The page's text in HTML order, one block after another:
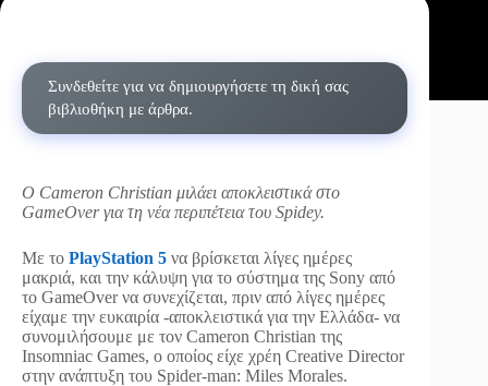
Συνδεθείτε για να δημιουργήσετε τη δική σας
βιβλιοθήκη με άρθρα.
O Cameron Christian μιλάει αποκλειστικά στο
GameOver για τη νέα περιπέτεια του Spidey.
Με το PlayStation 5 να βρίσκεται λίγες ημέρες
μακριά, και την κάλυψη για το σύστημα της Sony από
το GameOver να συνεχίζεται, πριν από λίγες ημέρες
είχαμε την ευκαιρία -αποκλειστικά για την Ελλάδα- να
συνομιλήσουμε με τον Cameron Christian της
Insomniac Games, ο οποίος είχε χρέη Creative Director
στην ανάπτυξη του Spider-man: Miles Morales.